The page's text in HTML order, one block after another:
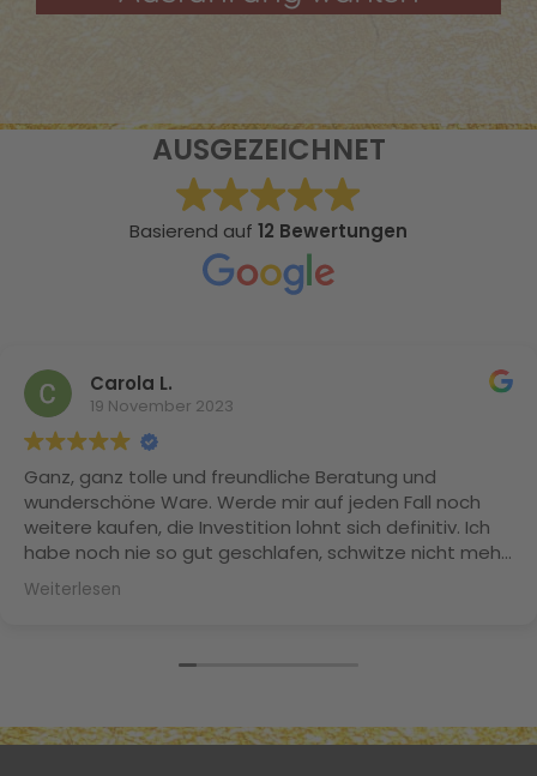
AUSGEZEICHNET
Basierend auf 12 Bewertungen
Carola L.
19 November 2023
Ganz, ganz tolle und freundliche Beratung und
wunderschöne Ware. Werde mir auf jeden Fall noch
weitere kaufen, die Investition lohnt sich definitiv. Ich
habe noch nie so gut geschlafen, schwitze nicht mehr
und meine Naturlocken sind Dank der Maulbeerseide
nicht mehr trocken und splissig. Herzlichen Dank
Weiterlesen